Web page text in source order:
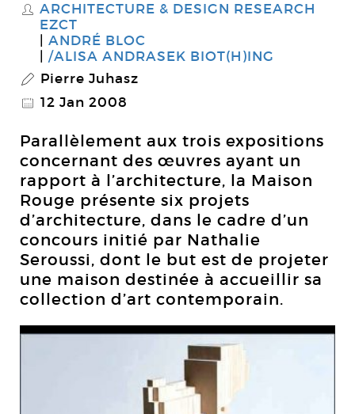
S ARCHITECTURE & DESIGN RESEARCH
EZCT
ANDRÉ BLOC
/ALISA ANDRASEK BIOT(H)ING
P Pierre Juhasz
@ 12 Jan 2008
Parallèlement aux trois expositions
concernant des œuvres ayant un
rapport à l’architecture, la Maison
Rouge présente six projets
d’architecture, dans le cadre d’un
concours initié par Nathalie
Seroussi, dont le but est de projeter
une maison destinée à accueillir sa
collection d’art contemporain.